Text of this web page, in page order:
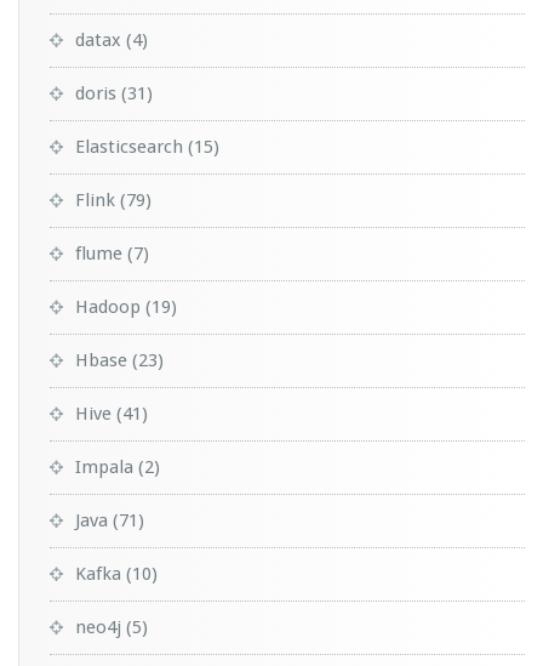
datax (4)
doris (31)
Elasticsearch (15)
Flink (79)
flume (7)
Hadoop (19)
Hbase (23)
Hive (41)
Impala (2)
Java (71)
Kafka (10)
neo4j (5)